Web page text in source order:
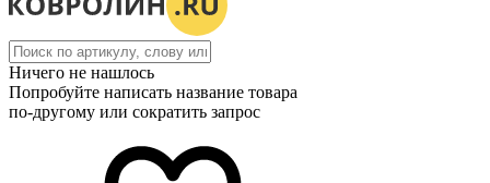
Ничего не нашлось
Попробуйте написать название товара
по-другому или сократить запрос